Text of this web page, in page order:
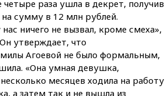
раза ушла в декрет, получив
сумму в 12 млн рублей.
ничего не вызвал, кроме смеха»,
утверждает, что
Агоевой не было формальным,
«Она умная девушка,
месяцев ходила на работу
а затем так и не вышла из